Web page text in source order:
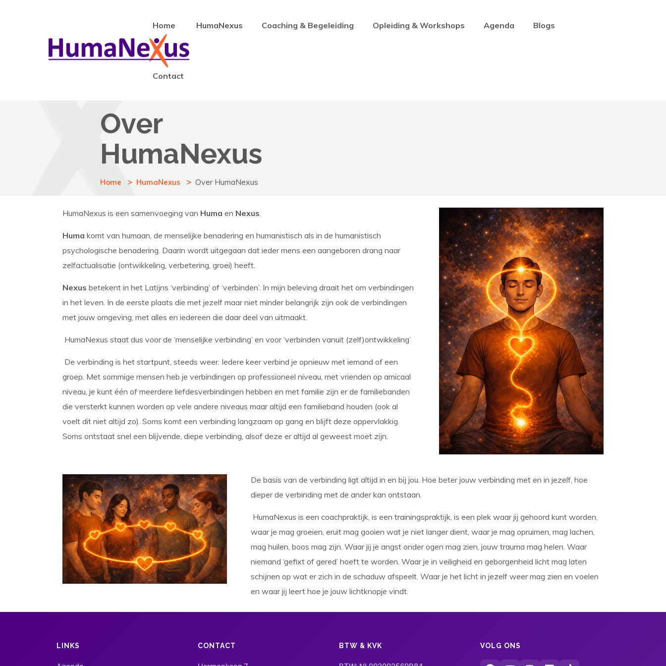
Home HumaNexus Coaching & Begeleiding Opleiding & Workshops Agenda Blogs
Contact
Over
HumaNexus
Home HumaNexus Over HumaNexus
HumaNexus is een samenvoeging van Huma en Nexus.
Huma komt van humaan, de menselijke benadering en humanistisch als in de humanistisch
psychologische benadering. Daarin wordt uitgegaan dat ieder mens een aangeboren drang naar
zelfactualisatie (ontwikkeling, verbetering, groei) heeft.
Nexus betekent in het Latijns ‘verbinding’ of ‘verbinden’. In mijn beleving draait het om verbindingen
in het leven. In de eerste plaats die met jezelf maar niet minder belangrijk zijn ook de verbindingen
met jouw omgeving, met alles en iedereen die daar deel van uitmaakt.
HumaNexus staat dus voor de ‘menselijke verbinding’ en voor ‘verbinden vanuit (zelf)ontwikkeling’
De verbinding is het startpunt, steeds weer. Iedere keer verbind je opnieuw met iemand of een
groep. Met sommige mensen heb je verbindingen op professioneel niveau, met vrienden op amicaal
niveau, je kunt één of meerdere liefdesverbindingen hebben en met familie zijn er de familiebanden
die versterkt kunnen worden op vele andere niveaus maar altijd een familieband houden (ook al
voelt dit niet altijd zo). Soms komt een verbinding langzaam op gang en blijft deze oppervlakkig.
Soms ontstaat snel een blijvende, diepe verbinding, alsof deze er altijd al geweest moet zijn.
De basis van de verbinding ligt altijd in en bij jou. Hoe beter jouw verbinding met en in jezelf, hoe
dieper de verbinding met de ander kan ontstaan.
HumaNexus is een coachpraktijk, is een trainingspraktijk, is een plek waar jij gehoord kunt worden,
waar je mag groeien, eruit mag gooien wat je niet langer dient, waar je mag opruimen, mag lachen,
mag huilen, boos mag zijn. Waar jij je angst onder ogen mag zien, jouw trauma mag helen. Waar
niemand ‘gefixt of gered’ hoeft te worden. Waar je in veiligheid en geborgenheid licht mag laten
schijnen op wat er zich in de schaduw afspeelt. Waar je het licht in jezelf weer mag zien en voelen
en waar jij leert hoe je jouw lichtknopje vindt.
LINKS CONTACT BTW & KVK VOLG ONS